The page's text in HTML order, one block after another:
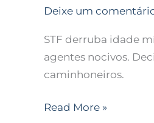
Deixe um
STF derruba idade
agentes nocivos.
caminhoneiros.
Read More »